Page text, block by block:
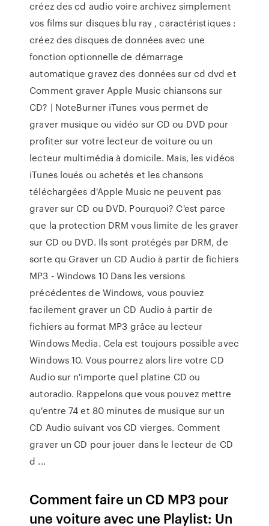
créez des cd audio voire archivez simplement
vos films sur disques blu ray , caractéristiques :
créez des disques de données avec une
fonction optionnelle de démarrage
automatique gravez des données sur cd dvd et
Comment graver Apple Music chiansons sur
CD? | NoteBurner iTunes vous permet de
graver musique ou vidéo sur CD ou DVD pour
profiter sur votre lecteur de voiture ou un
lecteur multimédia à domicile. Mais, les vidéos
iTunes loués ou achetés et les chansons
téléchargées d'Apple Music ne peuvent pas
graver sur CD ou DVD. Pourquoi? C'est parce
que la protection DRM vous limite de les graver
sur CD ou DVD. Ils sont protégés par DRM, de
sorte qu Graver un CD Audio à partir de fichiers
MP3 - Windows 10 Dans les versions
précédentes de Windows, vous pouviez
facilement graver un CD Audio à partir de
fichiers au format MP3 grâce au lecteur
Windows Media. Cela est toujours possible avec
Windows 10. Vous pourrez alors lire votre CD
Audio sur n'importe quel platine CD ou
autoradio. Rappelons que vous pouvez mettre
qu'entre 74 et 80 minutes de musique sur un
CD Audio suivant vos CD vierges. Comment
graver un CD pour jouer dans le lecteur de CD
d ...
Comment faire un CD MP3 pour
une voiture avec une Playlist: Un